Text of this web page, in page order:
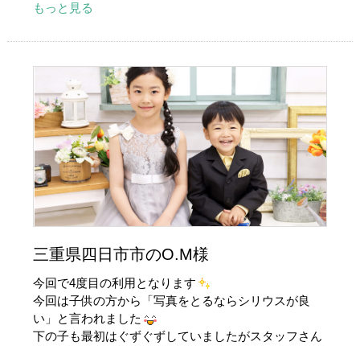
もっと見る
三重県四日市市のO.M様
今回で4度目の利用となります
今回は子供の方から「写真をとるならシリウスが良
い」と言われました
下の子も最初はぐずぐずしていましたがスタッフさん